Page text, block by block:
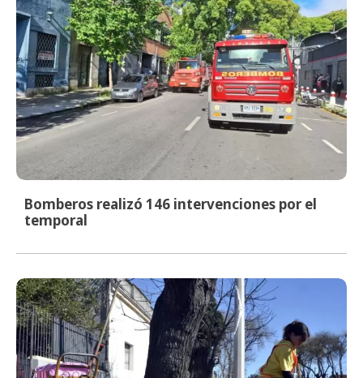
Bomberos realizó 146 intervenciones por el
temporal